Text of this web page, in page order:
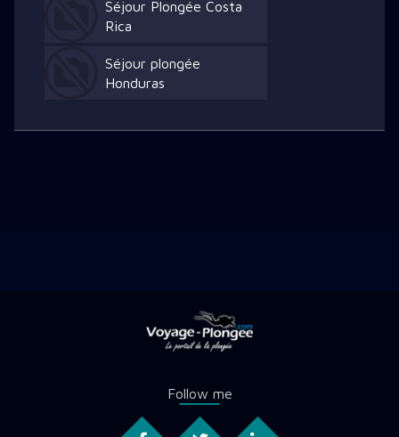
Séjour Plongée Costa
Rica
Séjour plongée
Honduras
Follow me